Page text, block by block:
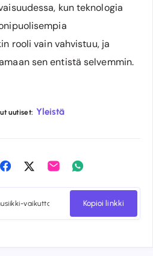
kun teknologia
rooli vain vahvistuu, ja
sen entistä selvemmin.
uutiset: Yleistä
Share
Facebook
Share
Twitter
Share
Whatsapp
Kopioi linkki